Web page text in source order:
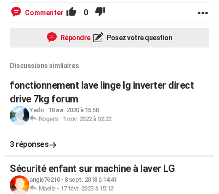
Bricolage
Lifestyle
Culture
Sport
Auto
Television
Voyage
Cinema Commenter 0
Répondre Posez votre question
Discussions similaires
fonctionnement lave linge lg inverter direct
drive 7kg forum
Yado- 18 avr. 2020 à 15:58
Rogers- 1 nov. 2022 à 02:22
3 réponses
Sécurité enfant sur machine à laver LG
angie76210- 8 sept. 2018 à 14:41
Maelle- 17 févr. 2023 à 15:12